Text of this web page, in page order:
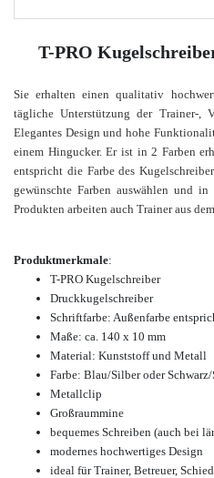
T-PRO
Sie erhalten einen qualitativ
tägliche Unterstützung der Trainer-,
Elegantes Design und hohe
einem Hingucker. Er ist in 2 Farben
entspricht die Farbe des
gewünschte Farben auswählen und in
Produkten arbeiten auch Trainer aus
Produktmerkmale:
T-PRO Kugelschreiber
Druckkugelschreiber
Schriftfarbe: Außenfarbe
Maße: ca. 140 x 10 mm
Material: Kunststoff und Metall
Farbe: Blau/Silber oder
Metallclip
Großraummine
bequemes Schreiben (auch bei
modernes hochwertiges Design
ideal für Trainer, Betreuer,